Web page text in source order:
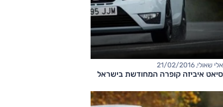
אלי שאולי, 21/02/2016
סיאט איביזה קופרה המחודשת בישראל